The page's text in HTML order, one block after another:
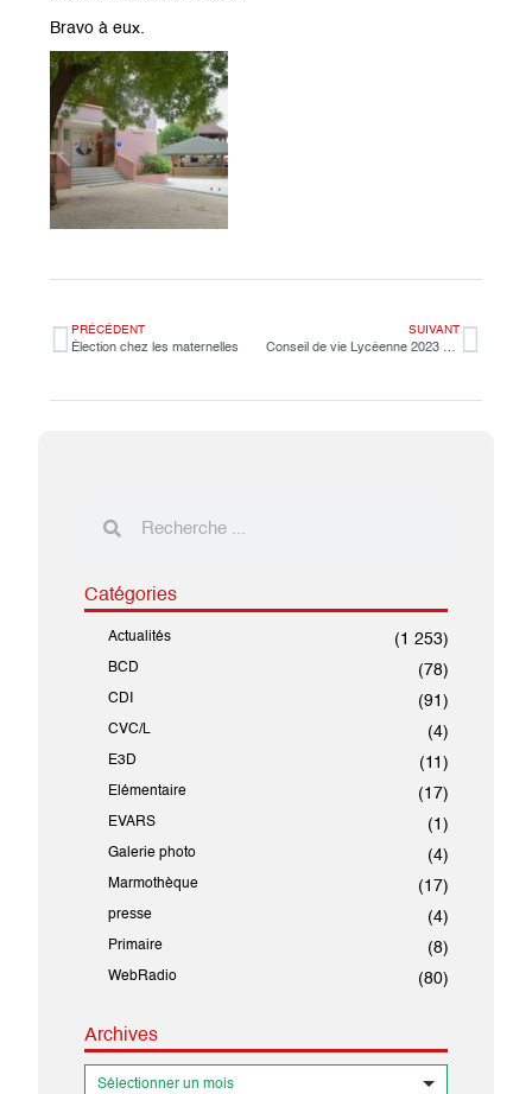
Bravo à eux.
PRÉCÉDENT
Élection chez les maternelles
SUIVANT
Conseil de vie Lycéenne 2023 2024
Catégories
Actualités (1 253)
BCD (78)
CDI (91)
CVC/L (4)
E3D (11)
Elémentaire (17)
EVARS (1)
Galerie photo (4)
Marmothèque (17)
presse (4)
Primaire (8)
WebRadio (80)
Archives